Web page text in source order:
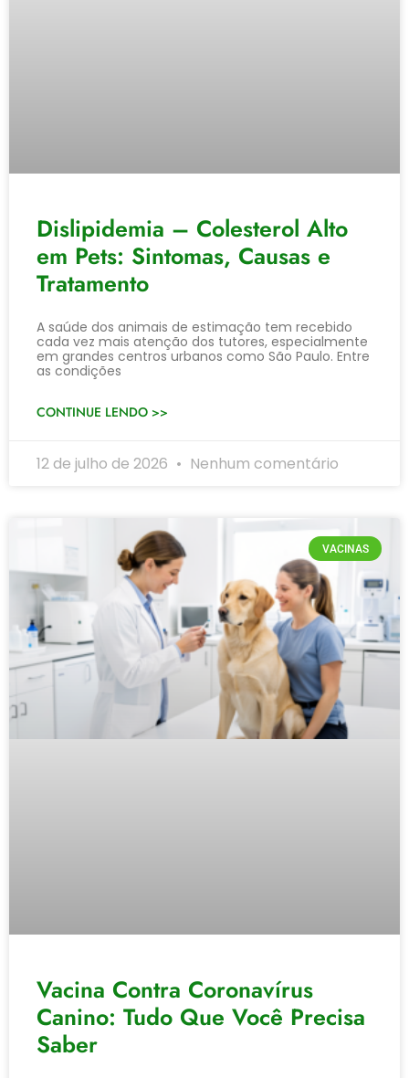
Dislipidemia – Colesterol Alto
em Pets: Sintomas, Causas e
Tratamento
A saúde dos animais de estimação tem recebido
cada vez mais atenção dos tutores, especialmente
em grandes centros urbanos como São Paulo. Entre
as condições
CONTINUE LENDO >>
12 de julho de 2026 Nenhum comentário
VACINAS
Vacina Contra Coronavírus
Canino: Tudo Que Você Precisa
Saber